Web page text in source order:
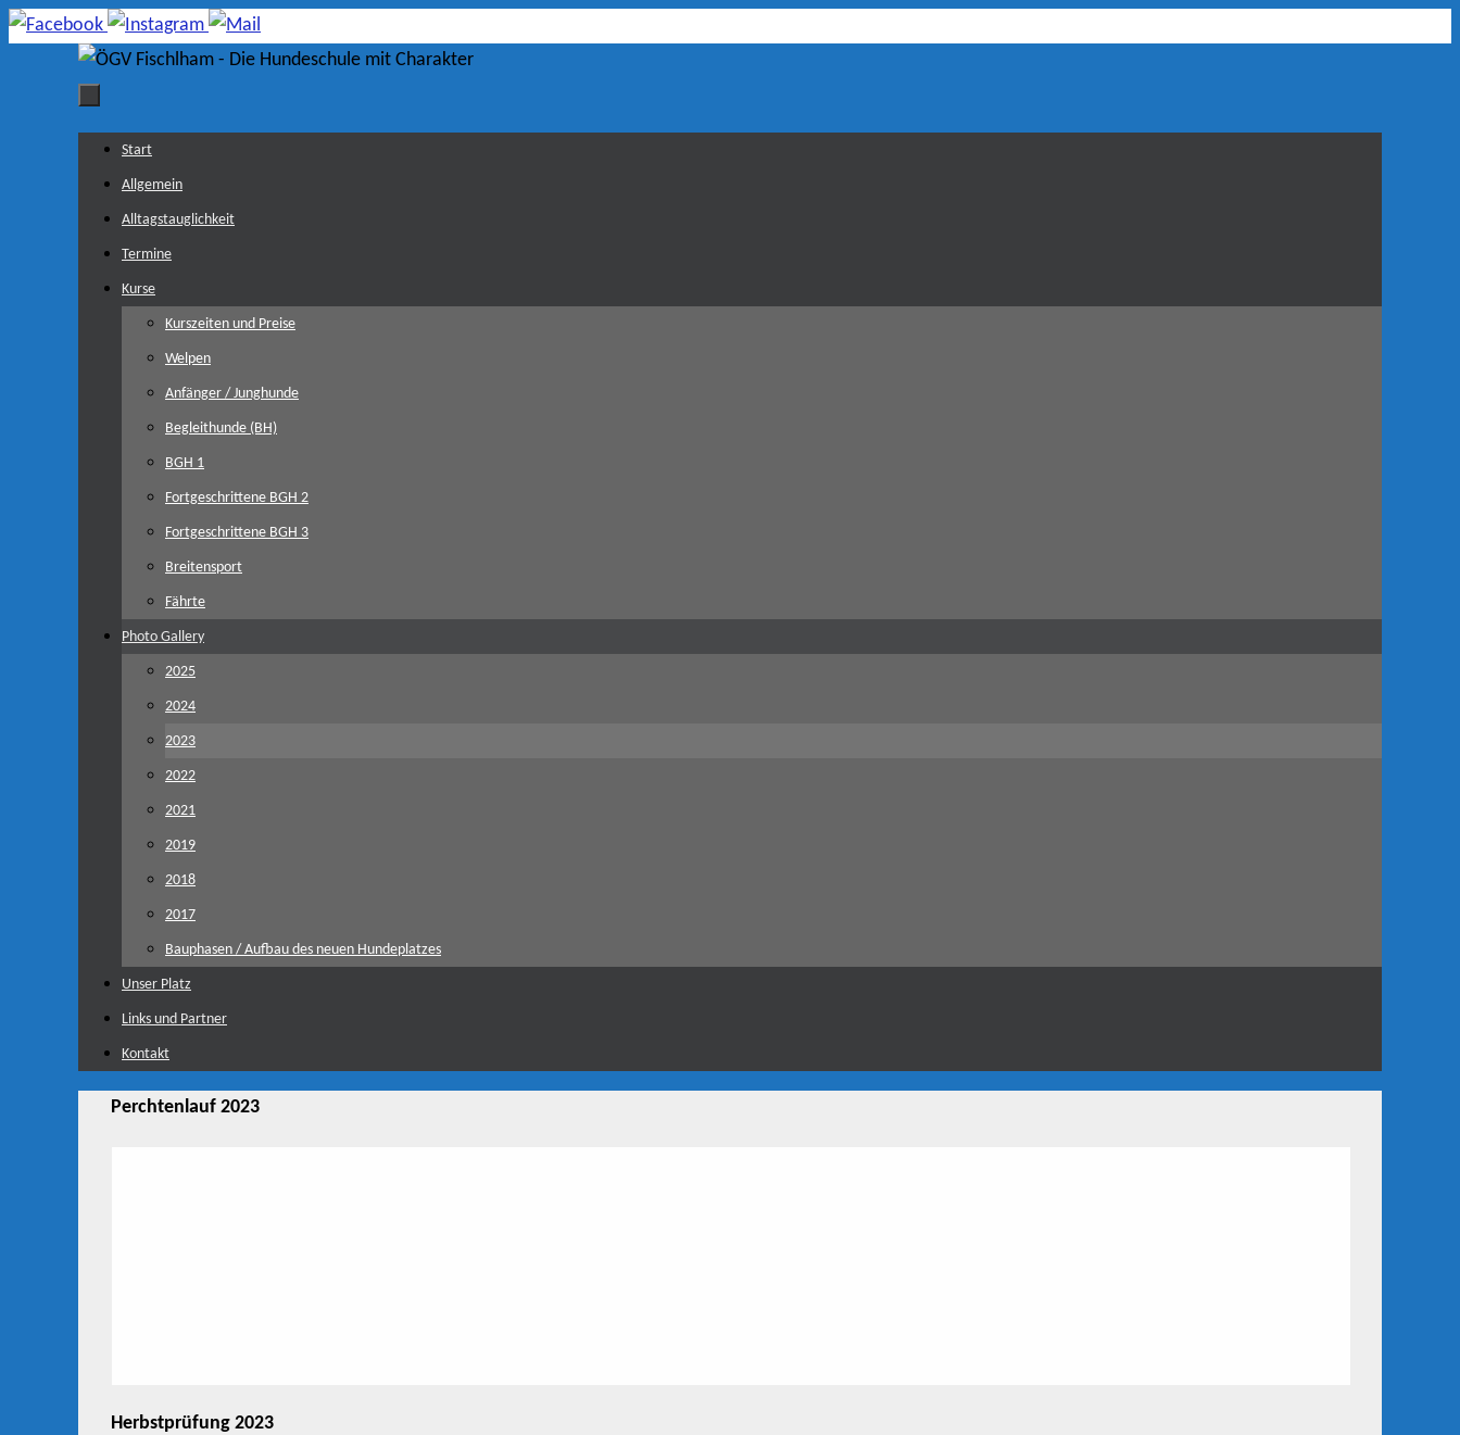
Zum
Zum
Inhalt
springen
Start
Allgemein
Alltagstauglichkeit
Termine
Kurse
Kurszeiten und Preise
Welpen
Anfänger / Junghunde
Begleithunde (BH)
BGH 1
Fortgeschrittene BGH 2
Fortgeschrittene BGH 3
Breitensport
Fährte
Photo Gallery
2025
2024
2023
2022
2021
2019
2018
2017
Bauphasen / Aufbau des neuen Hundeplatzes
Unser Platz
Links und Partner
Kontakt
Perchtenlauf 2023
Herbstprüfung 2023